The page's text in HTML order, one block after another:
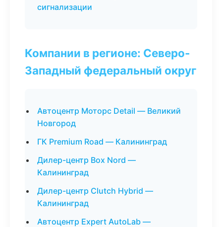
сигнализации
Компании в регионе: Северо-
Западный федеральный округ
Автоцентр Моторс Detail — Великий
Новгород
ГК Premium Road — Калининград
Дилер-центр Box Nord —
Калининград
Дилер-центр Clutch Hybrid —
Калининград
Автоцентр Expert AutoLab —